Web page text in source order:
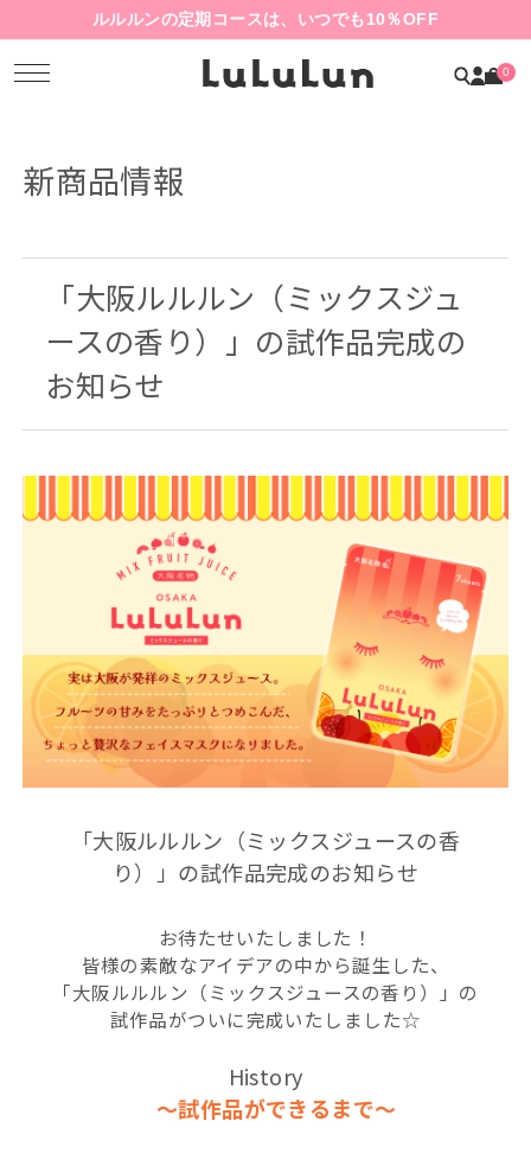
ルルルンの定期コースは、いつでも10％OFF
0
新商品情報
「大阪ルルルン（ミックスジュ
ースの香り）」の試作品完成の
お知らせ
「大阪ルルルン（ミックスジュースの香
り）」の試作品完成のお知らせ
お待たせいたしました！
皆様の素敵なアイデアの中から誕生した、
「大阪ルルルン（ミックスジュースの香り）」の
試作品がついに完成いたしました☆
History
～試作品ができるまで～